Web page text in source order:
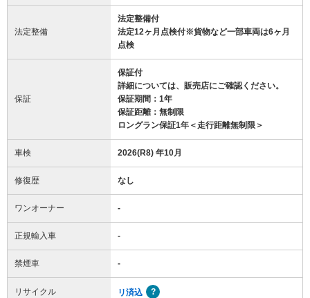
法定整備
法定整備付
法定12ヶ月点検付※貨物など一部車両は6ヶ月
点検
保証
保証付
詳細については、販売店にご確認ください。
保証期間：1年
保証距離：無制限
ロングラン保証1年＜走行距離無制限＞
車検 2026(R8) 年10月
修復歴 なし
ワンオーナー -
正規輸入車 -
禁煙車 -
リサイクル リ済込